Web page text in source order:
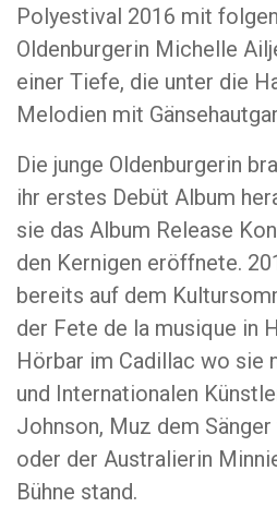
Polyestival 2016 mit
Oldenburgerin Michelle
einer Tiefe, die unter die
Melodien mit
Die junge Oldenburgerin
ihr erstes Debüt Album
sie das Album Release
den Kernigen eröffnete.
bereits auf dem
der Fete de la musique in
Hörbar im Cadillac wo sie
und Internationalen
Johnson, Muz dem
oder der Australierin
Bühne stand.